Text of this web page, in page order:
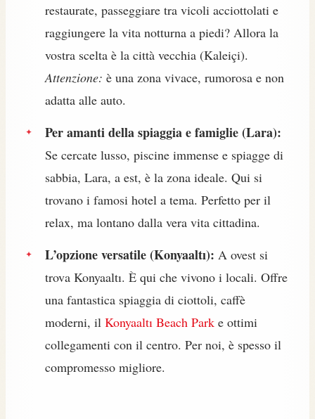
restaurate, passeggiare tra vicoli acciottolati e
raggiungere la vita notturna a piedi? Allora la
vostra scelta è la città vecchia (Kaleiçi).
Attenzione: è una zona vivace, rumorosa e non
adatta alle auto.
Per amanti della spiaggia e famiglie (Lara):
Se cercate lusso, piscine immense e spiagge di
sabbia, Lara, a est, è la zona ideale. Qui si
trovano i famosi hotel a tema. Perfetto per il
relax, ma lontano dalla vera vita cittadina.
L’opzione versatile (Konyaaltı): A ovest si
trova Konyaaltı. È qui che vivono i locali. Offre
una fantastica spiaggia di ciottoli, caffè
moderni, il Konyaaltı Beach Park e ottimi
collegamenti con il centro. Per noi, è spesso il
compromesso migliore.